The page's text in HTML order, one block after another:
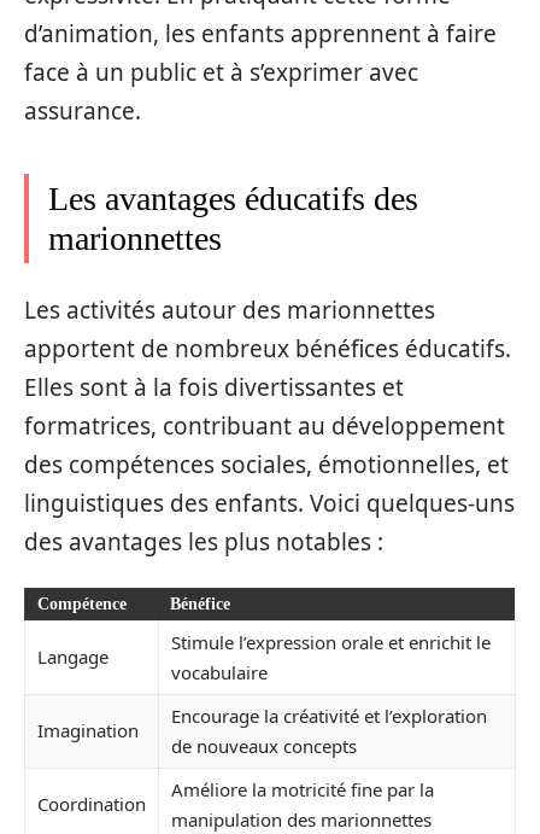
d’animation, les enfants apprennent à faire
face à un public et à s’exprimer avec
assurance.
Les avantages éducatifs des
marionnettes
Les activités autour des marionnettes
apportent de nombreux bénéfices éducatifs.
Elles sont à la fois divertissantes et
formatrices, contribuant au développement
des compétences sociales, émotionnelles, et
linguistiques des enfants. Voici quelques-uns
des avantages les plus notables :
Compétence Bénéfice
Langage
Stimule l’expression orale et enrichit le
vocabulaire
Imagination
Encourage la créativité et l’exploration
de nouveaux concepts
Coordination
Améliore la motricité fine par la
manipulation des marionnettes